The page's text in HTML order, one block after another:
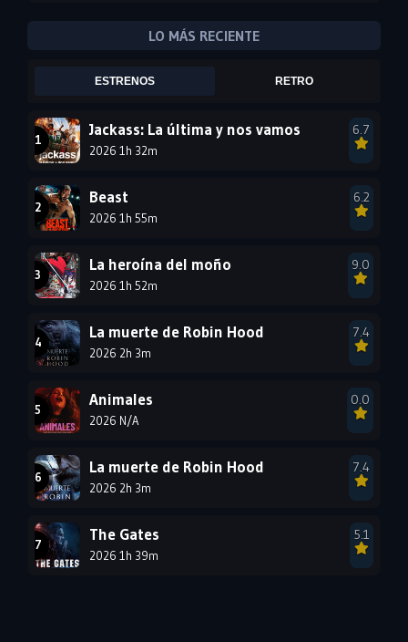
2007
1999 1998 1997
1996
1990
1984
1978
LO MÁS RECIENTE
ESTRENOS RETRO
Jackass: La última y nos vamos
2026 1h 32m
6.7
Beast
2026 1h 55m
6.2
La heroína del moño
2026 1h 52m
9.0
La muerte de Robin Hood
2026 2h 3m
7.4
Animales
2026 N/A
0.0
La muerte de Robin Hood
2026 2h 3m
7.4
The Gates
2026 1h 39m
5.1